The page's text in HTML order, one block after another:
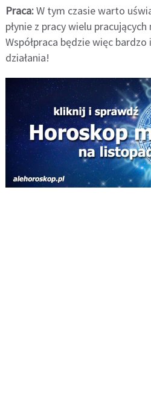
Praca:W tym czasie warto
płynie z pracy wielu
Współpraca będzie więc
działania!